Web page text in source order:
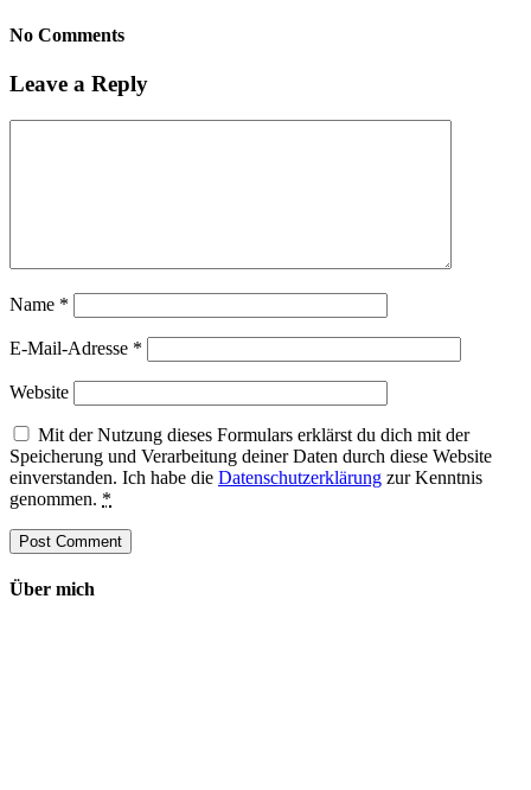
No Comments
Leave a Reply
Name *
E-Mail-Adresse *
Website
Mit der Nutzung dieses Formulars erklärst du dich mit der
Speicherung und Verarbeitung deiner Daten durch diese Website
einverstanden. Ich habe die Datenschutzerklärung zur Kenntnis
genommen. *
Über mich